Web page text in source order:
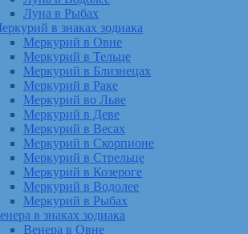
Луна в Рыбах
в знаках зодиака
Меркурий в Овне
Меркурий в Тельце
Меркурий в Близнецах
Меркурий в Раке
Меркурий во Льве
Меркурий в Деве
Меркурий в Весах
Меркурий в Скорпионе
Меркурий в Стрельце
Меркурий в Козероге
Меркурий в Водолее
Меркурий в Рыбах
в знаках зодиака
Венера в Овне